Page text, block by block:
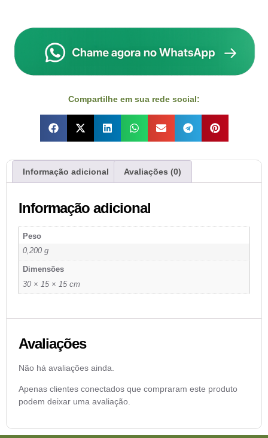
Compartilhe em sua rede social:
Informação adicional Avaliações (0)
Informação adicional
Peso
0,200 g
Dimensões
30 × 15 × 15 cm
Avaliações
Não há avaliações ainda.
Apenas clientes conectados que compraram este produto
podem deixar uma avaliação.